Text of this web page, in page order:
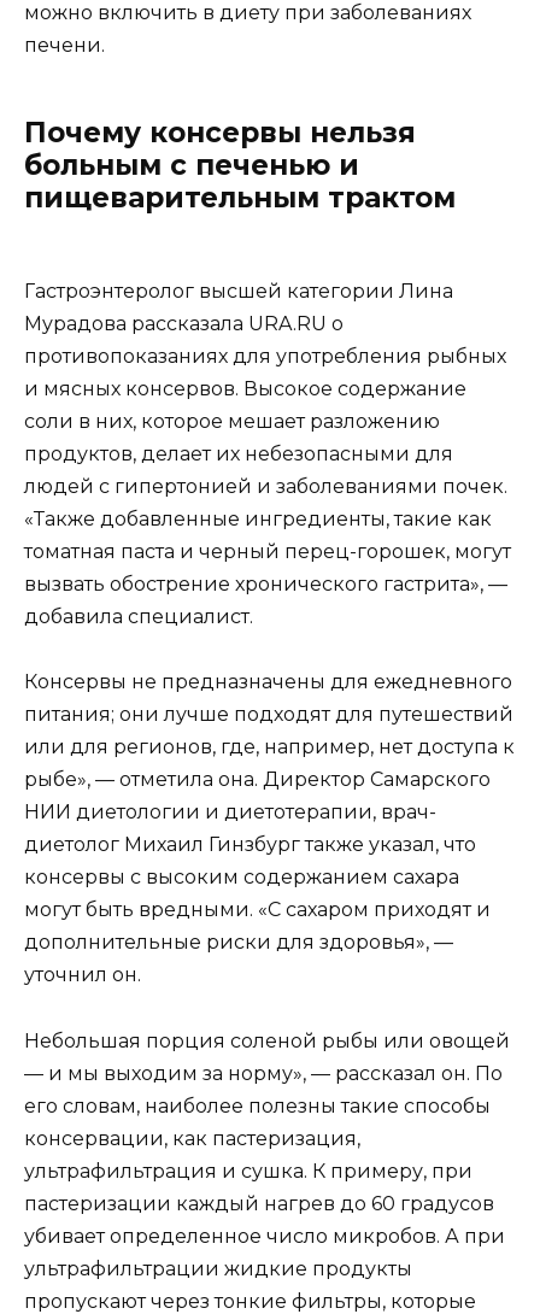
можно включить в диету при заболеваниях
печени.
Почему консервы нельзя
больным с печенью и
пищеварительным трактом
Гастроэнтеролог высшей категории Лина
Мурадова рассказала URA.RU о
противопоказаниях для употребления рыбных
и мясных консервов. Высокое содержание
соли в них, которое мешает разложению
продуктов, делает их небезопасными для
людей с гипертонией и заболеваниями почек.
«Также добавленные ингредиенты, такие как
томатная паста и черный перец-горошек, могут
вызвать обострение хронического гастрита», —
добавила специалист.
Консервы не предназначены для ежедневного
питания; они лучше подходят для путешествий
или для регионов, где, например, нет доступа к
рыбе», — отметила она. Директор Самарского
НИИ диетологии и диетотерапии, врач-
диетолог Михаил Гинзбург также указал, что
консервы с высоким содержанием сахара
могут быть вредными. «С сахаром приходят и
дополнительные риски для здоровья», —
уточнил он.
Небольшая порция соленой рыбы или овощей
— и мы выходим за норму», — рассказал он. По
его словам, наиболее полезны такие способы
консервации, как пастеризация,
ультрафильтрация и сушка. К примеру, при
пастеризации каждый нагрев до 60 градусов
убивает определенное число микробов. А при
ультрафильтрации жидкие продукты
пропускают через тонкие фильтры, которые